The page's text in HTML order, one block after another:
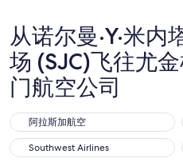
从诺尔曼·Y·米内
场 (SJC)飞往尤
门航空公司
阿拉斯加航空
阿拉斯加航空
Southwest Airlines
Southwest Airlines